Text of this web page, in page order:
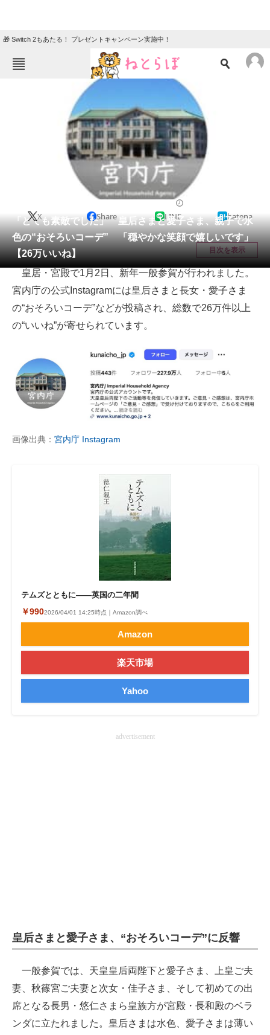
🎁 Switch 2もあたる！ プレゼントキャンペーン実施中！
クイズ
地域
教育・育児
リサーチ
会員記事
メディア
注目記事を集めた総合ページ
ITの今と未来を見通す
スマホと通信の最新トレンド
好きが集まる 比べて選べる
ビジネスと働き方のヒント
経営リーダーのコミュニティ
マーケ×ITの今がよく分かる
ITエンジニア向け専門サイト
企業向けIT製品の総合サイト
IT製品の技術・比較・事例
製造業のIT導入・活用を支援
モノづくり技術者専門サイト
エレクトロニクス専門サイト
建設×テクノロジーの最前線
「とても素敵でした」 皇后さまと愛子さま、親子で水
色の“おそろいコーデ” 「穏やかな笑顔で嬉しいです」
【26万いいね】
X Share LINE hatena
目次を表示
皇居・宮殿で1月2日、新年一般参賀が行われました。
宮内庁の公式Instagramには皇后さまと長女・愛子さま
の“おそろいコーデ”などが投稿され、総数で26万件以上
の“いいね”が寄せられています。
画像出典： 宮内庁 Instagram
テムズとともに――英国の二年間
￥9902026/04/01 14:25時点｜Amazon調べ
Amazon
楽天市場
Yahoo
advertisement
皇后さまと愛子さま、“おそろいコーデ”に反響
一般参賀では、天皇皇后両陛下と愛子さま、上皇ご夫
妻、秋篠宮ご夫妻と次女・佳子さま、そして初めての出
席となる長男・悠仁さまら皇族方が宮殿・長和殿のベラ
ンダに立たれました。皇后さまは水色、愛子さまは薄い